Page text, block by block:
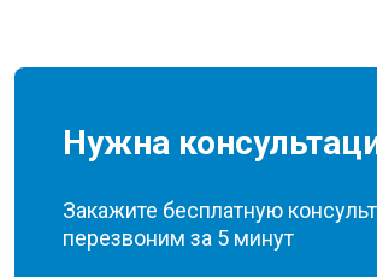
Нужна
Закажите бесплатную
перезвоним за 5 минут